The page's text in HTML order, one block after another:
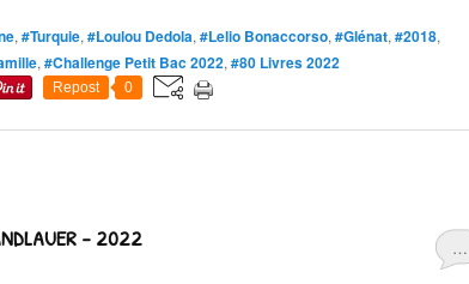
, #Turquie, #Loulou Dedola, #Lelio Bonaccorso, #Glénat, #2018,
, #Challenge Petit Bac 2022, #80 Livres 2022
Repost 0
…
- 2022